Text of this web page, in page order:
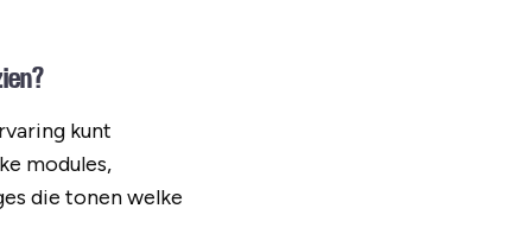
kunt
modules,
die tonen welke